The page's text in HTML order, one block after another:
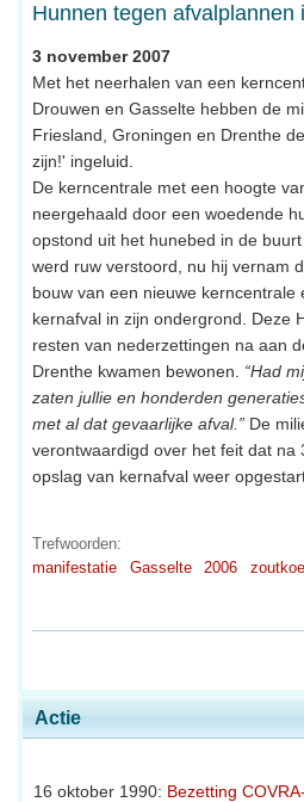
Actie
16 oktober 1990: Bezetting
Hunnen tegen afvalplannen
3 november 2007
Met het neerhalen van een
Drouwen en Gasselte hebben de
Friesland, Groningen en Drenthe
zijn!' ingeluid.
De kerncentrale met een hoogte
neergehaald door een woedende
opstond uit het hunebed in de
werd ruw verstoord, nu hij vernam
bouw van een nieuwe kerncentrale
kernafval in zijn ondergrond. Deze
resten van nederzettingen na aan
Drenthe kwamen bewonen. “Had
zaten jullie en honderden
met al dat gevaarlijke afval.” De
verontwaardigd over het feit dat na
opslag van kernafval weer
Trefwoorden:
manifestatie
Gasselte 2006